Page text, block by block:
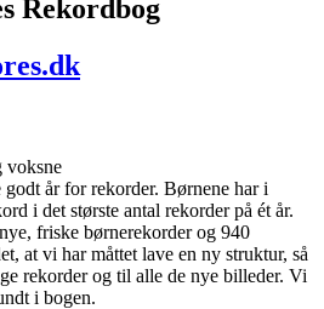
Rekordbog
voksne
år for rekorder. Børnene har i
i det største antal rekorder på ét år.
friske børnerekorder og 940
at vi har måttet lave en ny struktur, så
rekorder og til alle de nye billeder. Vi
i bogen.